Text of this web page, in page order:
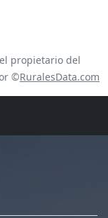
propietario del
©RuralesData.com